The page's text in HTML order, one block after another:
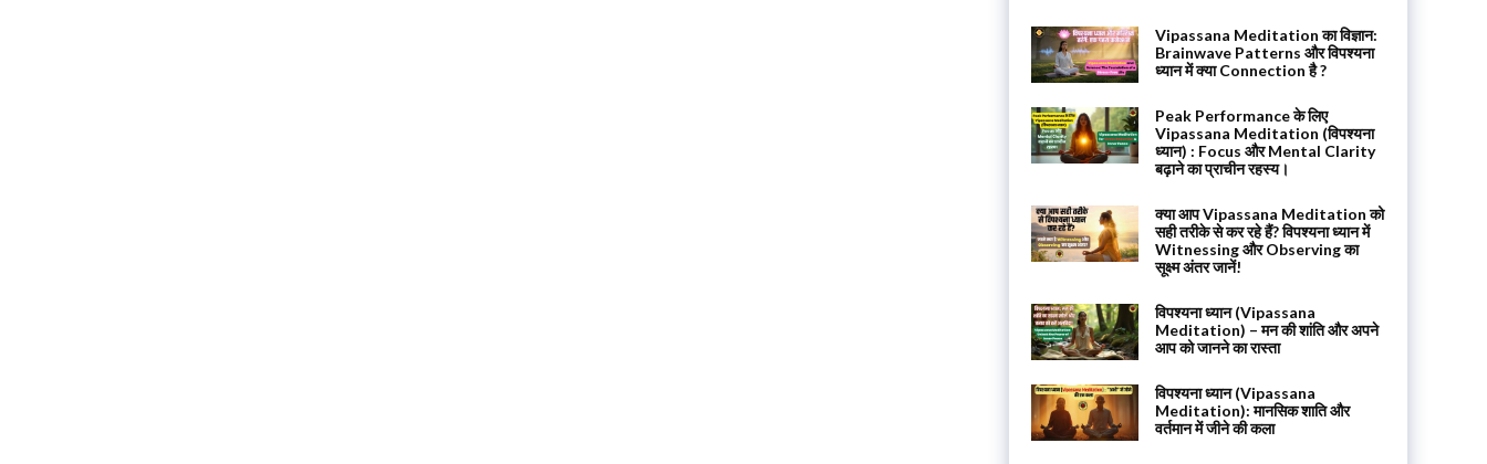
Vipassana Meditation का विज्ञान:
Brainwave Patterns और विपश्यना
ध्यान में क्या Connection है ?
Peak Performance के लिए
Vipassana Meditation (विपश्यना
ध्यान) : Focus और Mental Clarity
बढ़ाने का प्राचीन रहस्य।
क्या आप Vipassana Meditation को
सही तरीके से कर रहे हैं? विपश्यना ध्यान में
Witnessing और Observing का
सूक्ष्म अंतर जानें!
विपश्यना ध्यान (Vipassana
Meditation) – मन की शांति और अपने
आप को जानने का रास्ता
विपश्यना ध्यान (Vipassana
Meditation): मानसिक शाति और
वर्तमान में जीने की कला